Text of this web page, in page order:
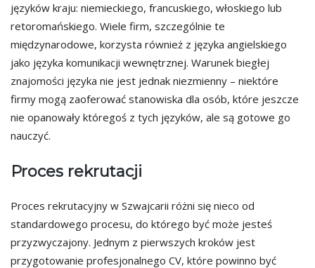
języków kraju: niemieckiego, francuskiego, włoskiego lub
retoromańskiego. Wiele firm, szczególnie te
międzynarodowe, korzysta również z języka angielskiego
jako języka komunikacji wewnętrznej. Warunek biegłej
znajomości języka nie jest jednak niezmienny – niektóre
firmy mogą zaoferować stanowiska dla osób, które jeszcze
nie opanowały któregoś z tych języków, ale są gotowe go
nauczyć.
Proces rekrutacji
Proces rekrutacyjny w Szwajcarii różni się nieco od
standardowego procesu, do którego być może jesteś
przyzwyczajony. Jednym z pierwszych kroków jest
przygotowanie profesjonalnego CV, które powinno być